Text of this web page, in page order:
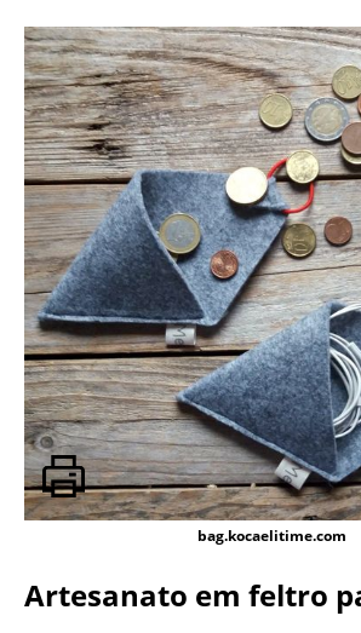
bag.kocaelitime.com
Artesanato em feltro